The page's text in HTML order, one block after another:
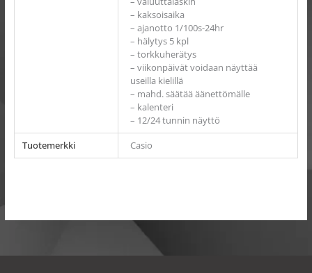
– kaksoisaika
– ajanotto 1/100s-24hr
– hälytys 5 kpl
– torkkuherätys
– viikonpäivät voidaan näyttää
useilla kielillä
– mahd. säätää äänettömälle
– kalenteri
– 12/24 tunnin näyttö
Tuotemerkki
Casio